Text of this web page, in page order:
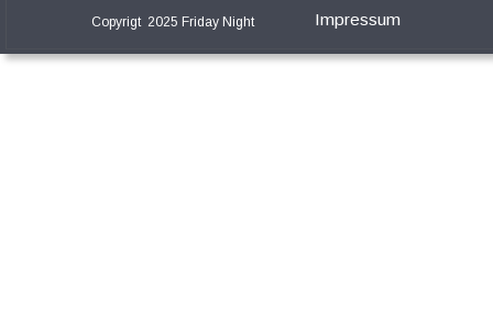
Copyrigt  2025 Friday Night Impressum